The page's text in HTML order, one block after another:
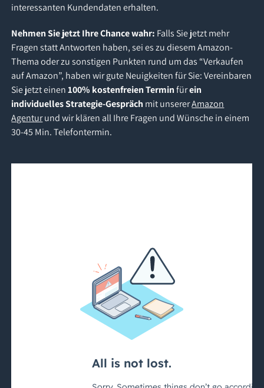
interessanten Kundendaten erhalten.
Nehmen Sie jetzt Ihre Chance wahr: Falls Sie jetzt mehr
Fragen statt Antworten haben, sei es zu diesem Amazon-
Thema oder zu sonstigen Punkten rund um das “Verkaufen
auf Amazon”, haben wir gute Neuigkeiten für Sie: Vereinbaren
Sie jetzt einen100% kostenfreien Terminfürein
individuelles Strategie-Gespräch mit unsererAmazon
Agenturund wir klären all Ihre Fragen und Wünsche in einem
30-45 Min. Telefontermin.